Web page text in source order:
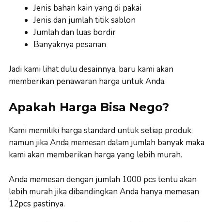
Jenis bahan kain yang di pakai
Jenis dan jumlah titik sablon
Jumlah dan luas bordir
Banyaknya pesanan
Jadi kami lihat dulu desainnya, baru kami akan
memberikan penawaran harga untuk Anda.
Apakah Harga Bisa Nego?
Kami memiliki harga standard untuk setiap produk,
namun jika Anda memesan dalam jumlah banyak maka
kami akan memberikan harga yang lebih murah.
Anda memesan dengan jumlah 1000 pcs tentu akan
lebih murah jika dibandingkan Anda hanya memesan
12pcs pastinya.